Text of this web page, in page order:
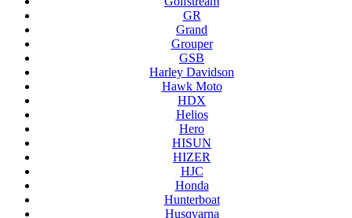
GR
Grand
Grouper
GSB
Harley Davidson
Hawk Moto
HDX
Helios
Hero
HISUN
HIZER
HJC
Honda
Hunterboat
Husqvarna